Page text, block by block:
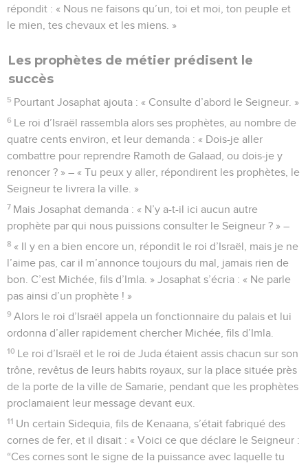
répondit : « Nous ne faisons qu’un, toi et moi, ton peuple et
le mien, tes chevaux et les miens. »
Les prophètes de métier prédisent le
succès
5 Pourtant Josaphat ajouta : « Consulte d’abord le Seigneur. »
6 Le roi d’Israël rassembla alors ses prophètes, au nombre de
quatre cents environ, et leur demanda : « Dois-je aller
combattre pour reprendre Ramoth de Galaad, ou dois-je y
renoncer ? » – « Tu peux y aller, répondirent les prophètes, le
Seigneur te livrera la ville. »
7 Mais Josaphat demanda : « N’y a-t-il ici aucun autre
prophète par qui nous puissions consulter le Seigneur ? » –
8 « Il y en a bien encore un, répondit le roi d’Israël, mais je ne
l’aime pas, car il m’annonce toujours du mal, jamais rien de
bon. C’est Michée, fils d’Imla. » Josaphat s’écria : « Ne parle
pas ainsi d’un prophète ! »
9 Alors le roi d’Israël appela un fonctionnaire du palais et lui
ordonna d’aller rapidement chercher Michée, fils d’Imla.
10 Le roi d’Israël et le roi de Juda étaient assis chacun sur son
trône, revêtus de leurs habits royaux, sur la place située près
de la porte de la ville de Samarie, pendant que les prophètes
proclamaient leur message devant eux.
11 Un certain Sidequia, fils de Kenaana, s’était fabriqué des
cornes de fer, et il disait : « Voici ce que déclare le Seigneur :
“Ces cornes sont le signe de la puissance avec laquelle tu